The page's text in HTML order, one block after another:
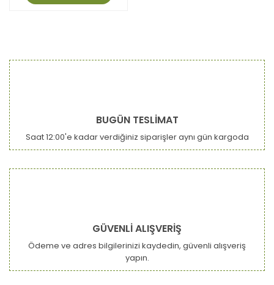
BUGÜN TESLİMAT
Saat 12:00'e kadar verdiğiniz siparişler aynı gün kargoda
GÜVENLİ ALIŞVERİŞ
Ödeme ve adres bilgilerinizi kaydedin, güvenli alışveriş
yapın.